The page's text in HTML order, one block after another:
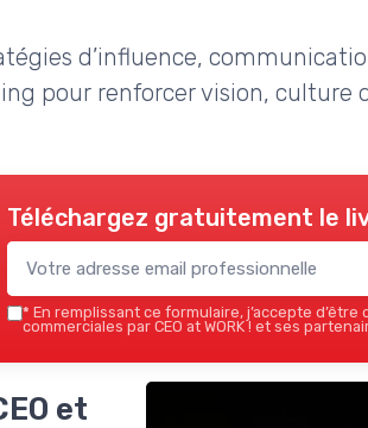
d’influence,
pour renforcer vision, culture
Téléchargez gratuitement le
* En remplissant ce formulaire, j’accepte d’être
commerciales par CEO at WORK ! et ses
et